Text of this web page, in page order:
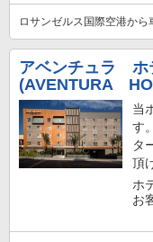
ロサンゼルス国際空港から
アベンチュラ ホ
(AVENTURA
当
す
タ
頂
ホ
お